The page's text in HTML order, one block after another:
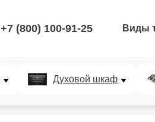
+7 (800) 100-91-25 Виды
Духовой шкаф